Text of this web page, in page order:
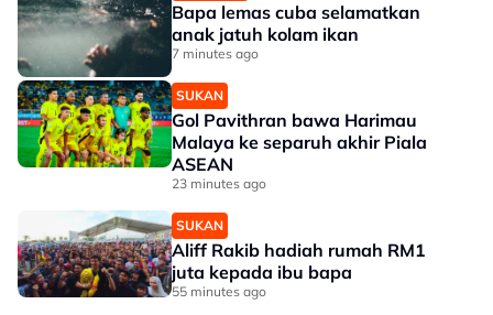
Bapa lemas cuba selamatkan
anak jatuh kolam ikan
7 minutes ago
SUKAN
Gol Pavithran bawa Harimau
Malaya ke separuh akhir Piala
ASEAN
23 minutes ago
SUKAN
Aliff Rakib hadiah rumah RM1
juta kepada ibu bapa
55 minutes ago